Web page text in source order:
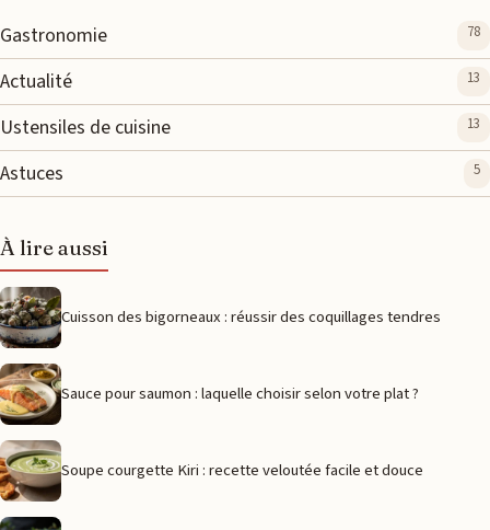
Gastronomie 78
Actualité 13
Ustensiles de cuisine 13
Astuces 5
À lire aussi
Cuisson des bigorneaux : réussir des coquillages tendres
Sauce pour saumon : laquelle choisir selon votre plat ?
Soupe courgette Kiri : recette veloutée facile et douce